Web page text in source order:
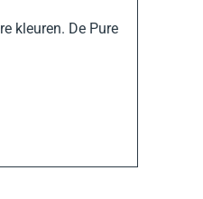
kleuren. De Pure